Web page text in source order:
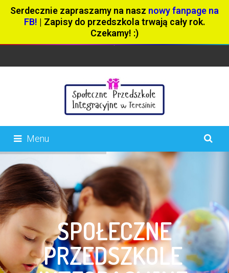
Serdecznie zapraszamy na nasz nowy fanpage na
FB! | Zapisy do przedszkola trwają cały rok.
Czekamy! :)
Menu